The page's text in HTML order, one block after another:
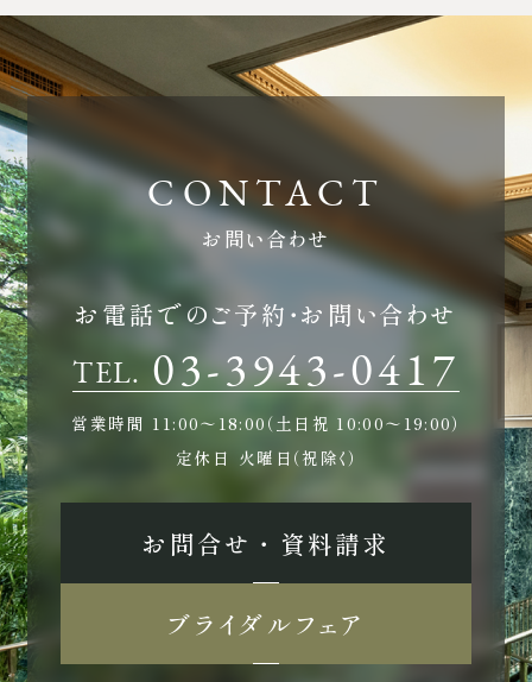
お問い合わせ
お電話でのご予約・お問い合わせ
TEL. 03-3943-0417
営業時間 11:00〜18:00（土日祝 10:00〜19:00）
定休日 火曜日（祝除く）
お問合せ ・ 資料請求
ブライダルフェア